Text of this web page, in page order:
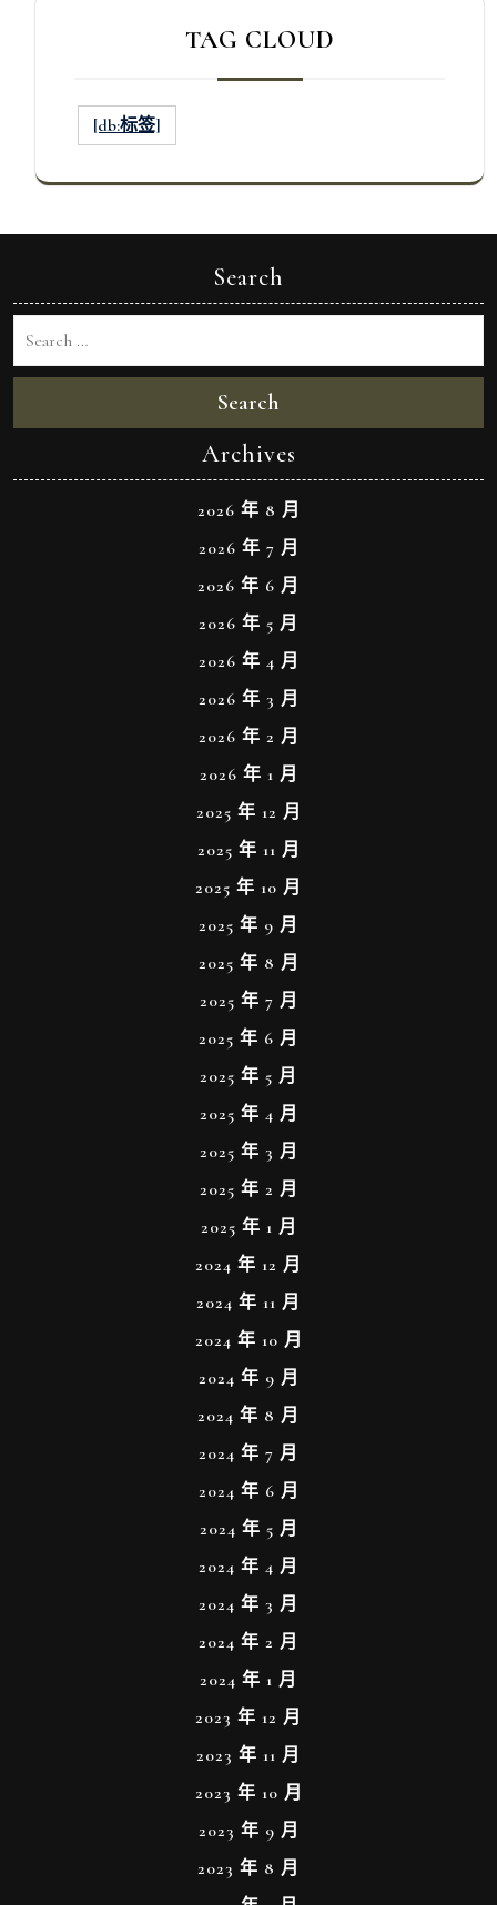
TAG CLOUD
[db:标签]
Search
Search
Archives
2026 年 8 月
2026 年 7 月
2026 年 6 月
2026 年 5 月
2026 年 4 月
2026 年 3 月
2026 年 2 月
2026 年 1 月
2025 年 12 月
2025 年 11 月
2025 年 10 月
2025 年 9 月
2025 年 8 月
2025 年 7 月
2025 年 6 月
2025 年 5 月
2025 年 4 月
2025 年 3 月
2025 年 2 月
2025 年 1 月
2024 年 12 月
2024 年 11 月
2024 年 10 月
2024 年 9 月
2024 年 8 月
2024 年 7 月
2024 年 6 月
2024 年 5 月
2024 年 4 月
2024 年 3 月
2024 年 2 月
2024 年 1 月
2023 年 12 月
2023 年 11 月
2023 年 10 月
2023 年 9 月
2023 年 8 月